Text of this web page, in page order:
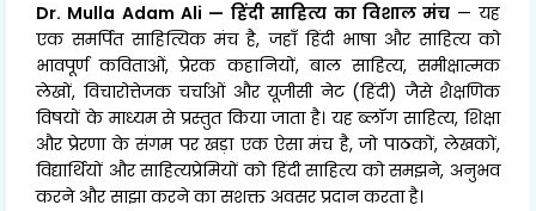
Dr. Mulla Adam Ali — हिंदी साहित्य का विशाल मंच — यह
एक समर्पित साहित्यिक मंच है, जहाँ हिंदी भाषा और साहित्य को
भावपूर्ण कविताओं, प्रेरक कहानियों, बाल साहित्य, समीक्षात्मक
लेखों, विचारोत्तेजक चर्चाओं और यूजीसी नेट (हिंदी) जैसे शैक्षणिक
विषयों के माध्यम से प्रस्तुत किया जाता है। यह ब्लॉग साहित्य, शिक्षा
और प्रेरणा के संगम पर खड़ा एक ऐसा मंच है, जो पाठकों, लेखकों,
विद्यार्थियों और साहित्यप्रेमियों को हिंदी साहित्य को समझने, अनुभव
करने और साझा करने का सशक्त अवसर प्रदान करता है।